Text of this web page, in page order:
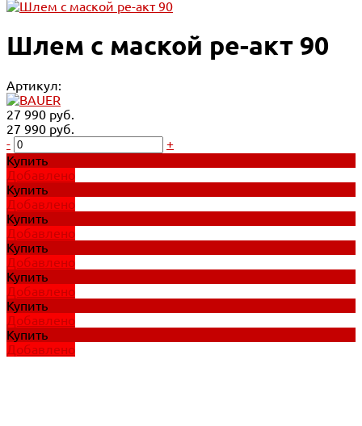
Шлем с маской ре-акт 90
Артикул:
27 990 руб.
27 990 руб.
-
+
Купить
Добавлено
Купить
Добавлено
Купить
Добавлено
Купить
Добавлено
Купить
Добавлено
Купить
Добавлено
Купить
Добавлено